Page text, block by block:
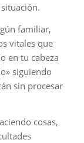
familiar,
vitales que
en tu cabeza
siguiendo
sin procesar
cosas,